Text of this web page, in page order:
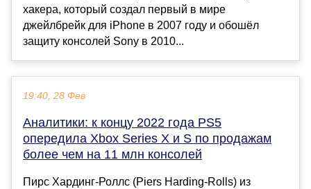
хакера, который создал первый в мире
джейлбрейк для iPhone в 2007 году и обошёл
защиту консолей Sony в 2010...
19:40, 28 Фев
Аналитики: к концу 2022 года PS5
опередила Xbox Series X и S по продажам
более чем на 11 млн консолей
Пирс Хардинг-Роллс (Piers Harding-Rolls) из